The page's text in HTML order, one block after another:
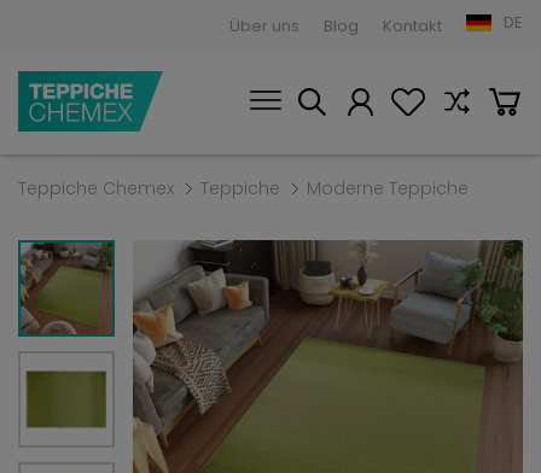
Über uns Blog Kontakt DE
Teppiche Chemex Teppiche Moderne Teppiche